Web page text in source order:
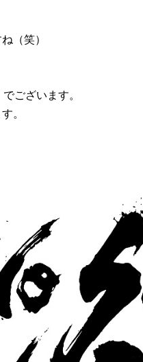
（笑）
ございます。
。